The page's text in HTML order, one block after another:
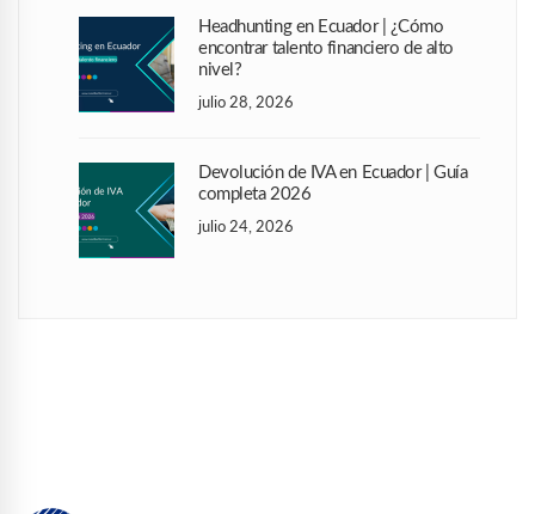
Headhunting en Ecuador | ¿Cómo
encontrar talento financiero de alto
nivel?
julio 28, 2026
Devolución de IVA en Ecuador | Guía
completa 2026
julio 24, 2026